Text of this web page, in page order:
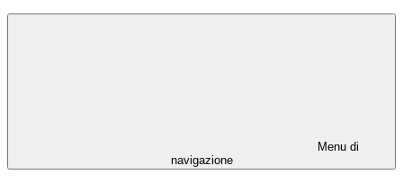
Menu di
navigazione